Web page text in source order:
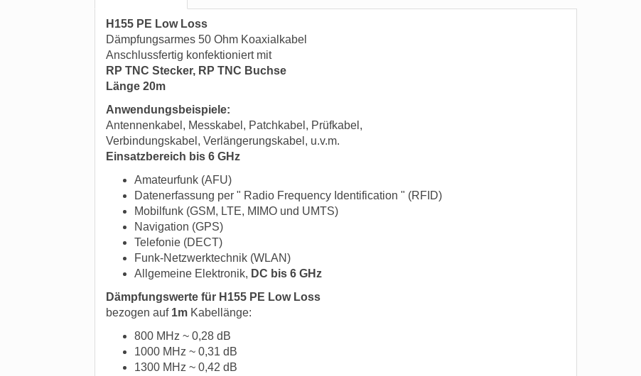
H155 PE Low Loss
Dämpfungsarmes 50 Ohm Koaxialkabel
Anschlussfertig konfektioniert mit
RP TNC Stecker, RP TNC Buchse
Länge 20m
Anwendungsbeispiele:
Antennenkabel, Messkabel, Patchkabel, Prüfkabel,
Verbindungskabel, Verlängerungskabel, u.v.m.
Einsatzbereich bis 6 GHz
Amateurfunk (AFU)
Datenerfassung per " Radio Frequency Identification " (RFID)
Mobilfunk (GSM, LTE, MIMO und UMTS)
Navigation (GPS)
Telefonie (DECT)
Funk-Netzwerktechnik (WLAN)
Allgemeine Elektronik, DC bis 6 GHz
Dämpfungswerte für H155 PE Low Loss
bezogen auf 1m Kabellänge:
800 MHz ~ 0,28 dB
1000 MHz ~ 0,31 dB
1300 MHz ~ 0,42 dB